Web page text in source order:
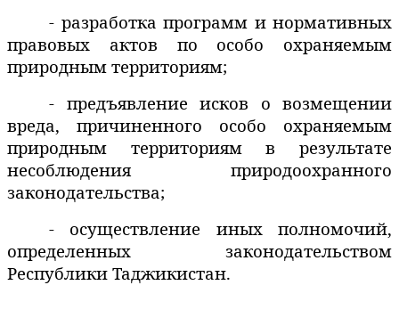
- разработка программ и нормативных
правовых актов по особо охраняемым
природным территориям;
- предъявление исков о возмещении
вреда, причиненного особо охраняемым
природным территориям в результате
несоблюдения природоохранного
законодательства;
- осуществление иных полномочий,
определенных законодательством
Республики Таджикистан.